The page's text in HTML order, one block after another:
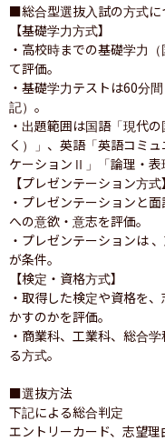
■総合型選抜入試の方式に
【基礎学力方式】
・高校時までの基礎学力
て評価。
・基礎学力テストは60分
記）。
・出題範囲は国語「現代
く）」、英語「英語コミ
ケーションⅡ」「論理・表
【プレゼンテーション方式】
・プレゼンテーションと
への意欲・意志を評価。
・プレゼンテーションは
が条件。
【検定・資格方式】
・取得した検定や資格を
かすのかを評価。
・商業科、工業科、総合
る方式。
■選抜方法
下記による総合判定
エントリーカード、志望